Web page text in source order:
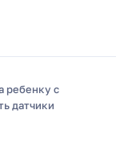
ребенку с
датчики